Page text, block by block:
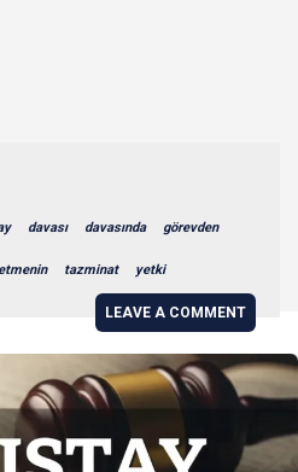
davası davasında görevden
tazminat yetki
LEAVE A COMMENT